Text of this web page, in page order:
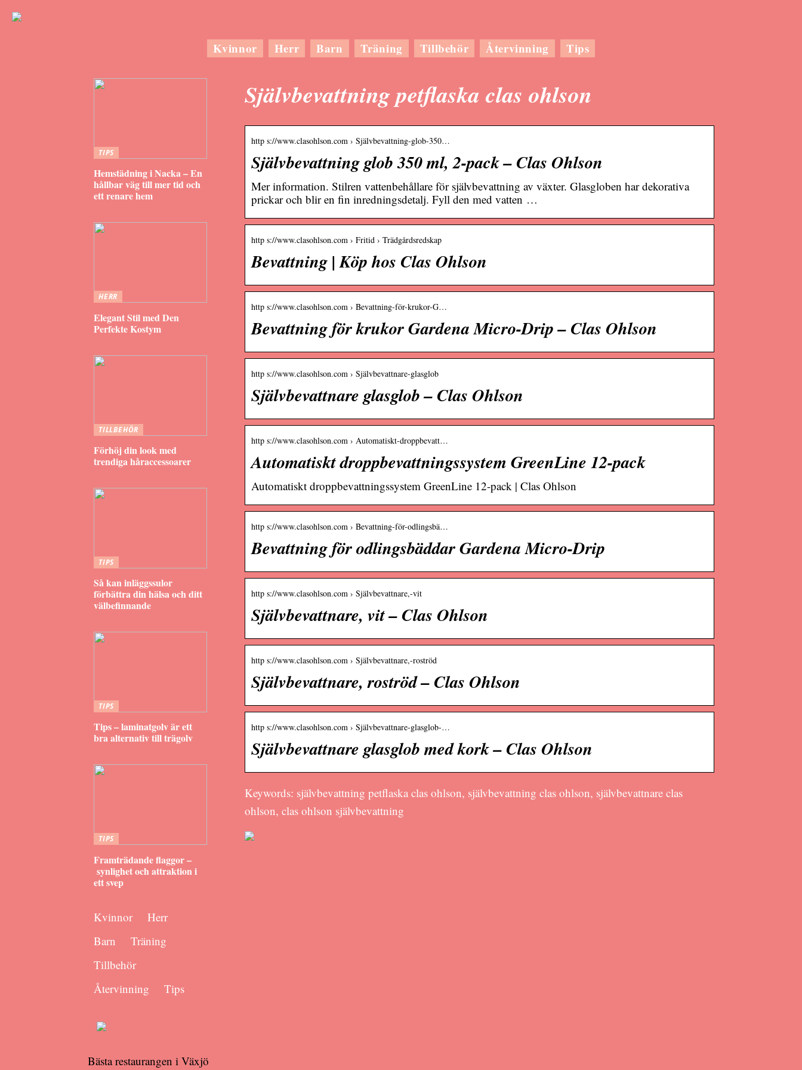
Kvinnor Herr Barn Träning Tillbehör Återvinning Tips
Självbevattning petflaska clas ohlson
http s://www.clasohlson.com › Självbevattning-glob-350…
Självbevattning glob 350 ml, 2-pack – Clas Ohlson
Mer information. Stilren vattenbehållare för självbevattning av växter. Glasgloben har dekorativa
prickar och blir en fin inredningsdetalj. Fyll den med vatten …
http s://www.clasohlson.com › Fritid › Trädgårdsredskap
Bevattning | Köp hos Clas Ohlson
http s://www.clasohlson.com › Bevattning-för-krukor-G…
Bevattning för krukor Gardena Micro-Drip – Clas Ohlson
http s://www.clasohlson.com › Självbevattnare-glasglob
Självbevattnare glasglob – Clas Ohlson
http s://www.clasohlson.com › Automatiskt-droppbevatt…
Automatiskt droppbevattningssystem GreenLine 12-pack
Automatiskt droppbevattningssystem GreenLine 12-pack | Clas Ohlson
http s://www.clasohlson.com › Bevattning-för-odlingsbä…
Bevattning för odlingsbäddar Gardena Micro-Drip
http s://www.clasohlson.com › Självbevattnare,-vit
Självbevattnare, vit – Clas Ohlson
http s://www.clasohlson.com › Självbevattnare,-roströd
Självbevattnare, roströd – Clas Ohlson
http s://www.clasohlson.com › Självbevattnare-glasglob-…
Självbevattnare glasglob med kork – Clas Ohlson
Keywords: självbevattning petflaska clas ohlson, självbevattning clas ohlson, självbevattnare clas
ohlson, clas ohlson självbevattning
TIPS
Hemstädning i Nacka – En
hållbar väg till mer tid och
ett renare hem
HERR
Elegant Stil med Den
Perfekte Kostym
TILLBEHÖR
Förhöj din look med
trendiga håraccessoarer
TIPS
Så kan inläggssulor
förbättra din hälsa och ditt
välbefinnande
TIPS
Tips – laminatgolv är ett
bra alternativ till trägolv
TIPS
Framträdande flaggor –
synlighet och attraktion i
ett svep
Kvinnor
Herr
Barn
Träning
Tillbehör
Återvinning
Tips
Bästa restaurangen i Växjö